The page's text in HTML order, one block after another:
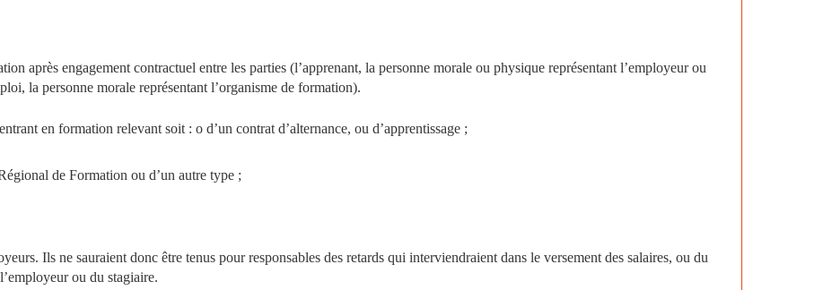
après engagement contractuel entre les parties (l’apprenant, la personne morale ou physique représentant l’employeur ou
la personne morale représentant l’organisme de formation).
en formation relevant soit : o d’un contrat d’alternance, ou d’apprentissage ;
de Formation ou d’un autre type ;
Ils ne sauraient donc être tenus pour responsables des retards qui interviendraient dans le versement des salaires, ou du
ou du stagiaire.